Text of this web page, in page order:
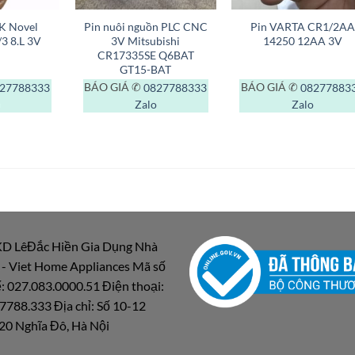
Novel
8.L 3V
Pin nuôi nguồn PLC CNC
3V Mitsubishi
CR17335SE Q6BAT
GT15-BAT
BÁO GIÁ ✆0827788333
Zalo
Pin VARTA CR1/2AA
14250 12AA 3V
BÁO GIÁ ✆
Zalo
LêĐắc Hiền Gia Dụng Nhà
Viet Home Appliances Mã số
027.083.0000.51 Điện thoại:
Địa chỉ: Số 10-12
Nghĩa Đô, Hà Nội